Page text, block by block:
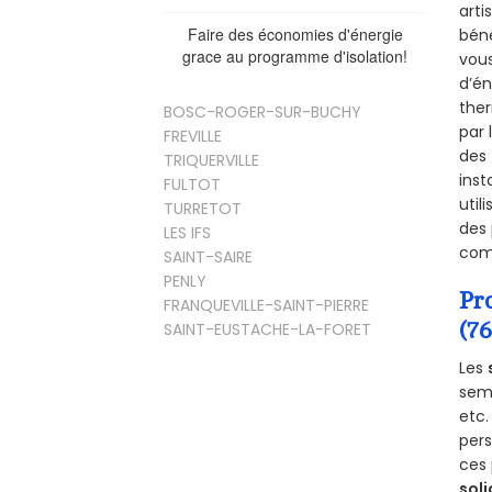
Faire des économies d'énergie
grace au programme d'isolation!
BOSC-ROGER-SUR-BUCHY
FREVILLE
TRIQUERVILLE
FULTOT
TURRETOT
LES IFS
SAINT-SAIRE
PENLY
FRANQUEVILLE-SAINT-PIERRE
SAINT-EUSTACHE-LA-FORET
par
des
des
Les
etc.
ces